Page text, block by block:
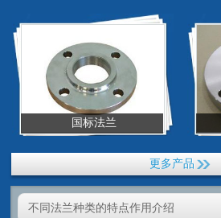
国标法兰
更多产品
不同法兰种类的特点作用介绍